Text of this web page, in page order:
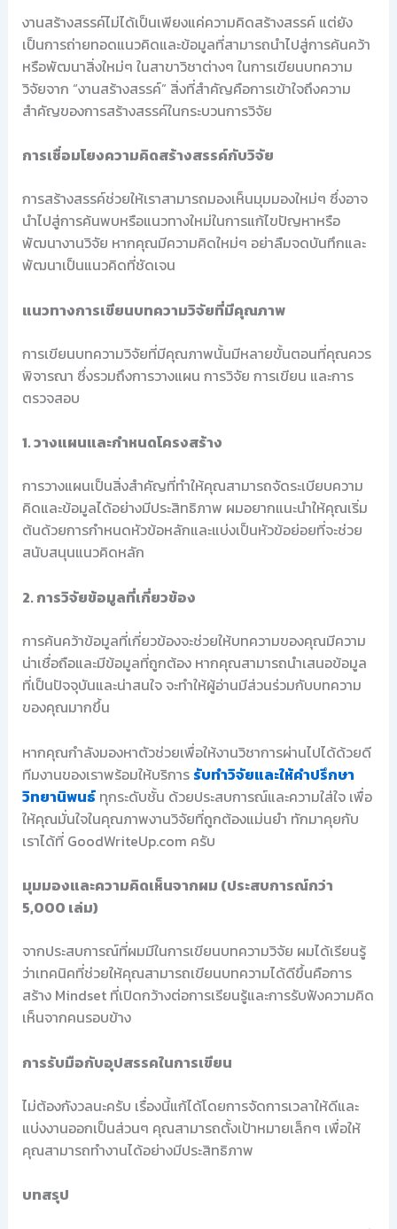
งานสร้างสรรค์ไม่ได้เป็นเพียงแค่ความคิดสร้างสรรค์ แต่ยัง
เป็นการถ่ายทอดแนวคิดและข้อมูลที่สามารถนำไปสู่การค้นคว้า
หรือพัฒนาสิ่งใหม่ๆ ในสาขาวิชาต่างๆ ในการเขียนบทความ
วิจัยจาก “งานสร้างสรรค์” สิ่งที่สำคัญคือการเข้าใจถึงความ
สำคัญของการสร้างสรรค์ในกระบวนการวิจัย
การเชื่อมโยงความคิดสร้างสรรค์กับวิจัย
การสร้างสรรค์ช่วยให้เราสามารถมองเห็นมุมมองใหม่ๆ ซึ่งอาจ
นำไปสู่การค้นพบหรือแนวทางใหม่ในการแก้ไขปัญหาหรือ
พัฒนางานวิจัย หากคุณมีความคิดใหม่ๆ อย่าลืมจดบันทึกและ
พัฒนาเป็นแนวคิดที่ชัดเจน
แนวทางการเขียนบทความวิจัยที่มีคุณภาพ
การเขียนบทความวิจัยที่มีคุณภาพนั้นมีหลายขั้นตอนที่คุณควร
พิจารณา ซึ่งรวมถึงการวางแผน การวิจัย การเขียน และการ
ตรวจสอบ
1. วางแผนและกำหนดโครงสร้าง
การวางแผนเป็นสิ่งสำคัญที่ทำให้คุณสามารถจัดระเบียบความ
คิดและข้อมูลได้อย่างมีประสิทธิภาพ ผมอยากแนะนำให้คุณเริ่ม
ต้นด้วยการกำหนดหัวข้อหลักและแบ่งเป็นหัวข้อย่อยที่จะช่วย
สนับสนุนแนวคิดหลัก
2. การวิจัยข้อมูลที่เกี่ยวข้อง
การค้นคว้าข้อมูลที่เกี่ยวข้องจะช่วยให้บทความของคุณมีความ
น่าเชื่อถือและมีข้อมูลที่ถูกต้อง หากคุณสามารถนำเสนอข้อมูล
ที่เป็นปัจจุบันและน่าสนใจ จะทำให้ผู้อ่านมีส่วนร่วมกับบทความ
ของคุณมากขึ้น
หากคุณกำลังมองหาตัวช่วยเพื่อให้งานวิชาการผ่านไปได้ด้วยดี
ทีมงานของเราพร้อมให้บริการ รับทำวิจัยและให้คำปรึกษา
วิทยานิพนธ์ทุกระดับชั้น ด้วยประสบการณ์และความใส่ใจ เพื่อ
ให้คุณมั่นใจในคุณภาพงานวิจัยที่ถูกต้องแม่นยำ ทักมาคุยกับ
เราได้ที่ GoodWriteUp.com ครับ
มุมมองและความคิดเห็นจากผม (ประสบการณ์กว่า
5,000 เล่ม)
จากประสบการณ์ที่ผมมีในการเขียนบทความวิจัย ผมได้เรียนรู้
ว่าเทคนิคที่ช่วยให้คุณสามารถเขียนบทความได้ดีขึ้นคือการ
สร้าง Mindset ที่เปิดกว้างต่อการเรียนรู้และการรับฟังความคิด
เห็นจากคนรอบข้าง
การรับมือกับอุปสรรคในการเขียน
ไม่ต้องกังวลนะครับ เรื่องนี้แก้ได้โดยการจัดการเวลาให้ดีและ
แบ่งงานออกเป็นส่วนๆ คุณสามารถตั้งเป้าหมายเล็กๆ เพื่อให้
คุณสามารถทำงานได้อย่างมีประสิทธิภาพ
บทสรุป